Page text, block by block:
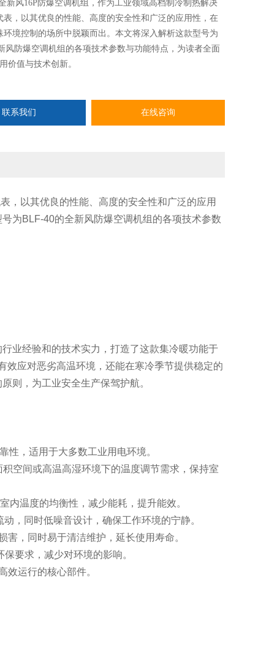
新风16P防爆空调机组，作为工业领域高档制冷制热解决
表，以其优良的性能、高度的安全性和广泛的应用性，在
环境控制的场所中脱颖而出。本文将深入解析这款型号为
风防爆空调机组的各项技术参数与功能特点，为读者全面
价值与技术创新。
联系我们 在线咨询
，以其优良的性能、高度的安全性和广泛的应用
为BLF-40的全新风防爆空调机组的各项技术参数
业经验和的技术实力，打造了这款集冷暖功能于
应对恶劣高温环境，还能在寒冷季节提供稳定的
则，为工业安全生产保驾护航。
性，适用于大多数工业用电环境。
空间或高温高湿环境下的温度调节需求，保持室
内温度的均衡性，减少能耗，提升能效。
，同时低噪音设计，确保工作环境的宁静。
，同时易于清洁维护，延长使用寿命。
要求，减少对环境的影响。
效运行的核心部件。